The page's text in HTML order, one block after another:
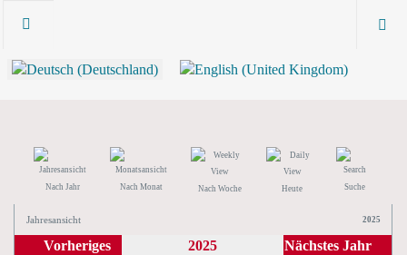
Nach Jahr Nach Monat Nach Woche Heute Suche
Jahresansicht 2025
Vorheriges
2025
Nächstes Jahr